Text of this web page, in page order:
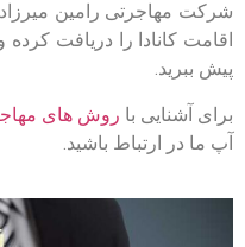
شرکت مهاجرتی رامین
اقامت کانادا را دریافت کرده
پیش ببرید.
برای آشنایی با روش های مهاجرت
آپ ما در ارتباط باشید.